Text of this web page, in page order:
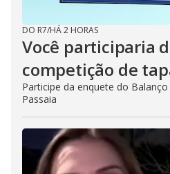
DO R7/HÁ 2 HORAS
Você participaria
competição de
Participe da enquete do
Passaia